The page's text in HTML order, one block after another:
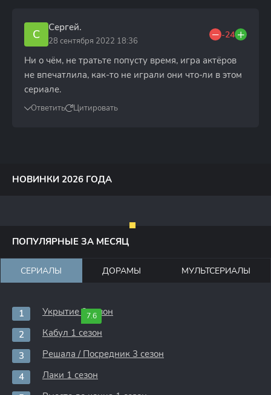
С Сергей.
28 сентября 2022 18:36
-24
Ни о чём, не тратьте попусту время, игра актёров
не впечатлила, как-то не играли они что-ли в этом
сериале.
Ответить Цитировать
НОВИНКИ 2026 ГОДА
ПОПУЛЯРНЫЕ ЗА МЕСЯЦ
СЕРИАЛЫ ДОРАМЫ МУЛЬТСЕРИАЛЫ
7.6
Укрытие 3 сезон
Кабул 1 сезон
Решала / Посредник 3 сезон
Лаки 1 сезон